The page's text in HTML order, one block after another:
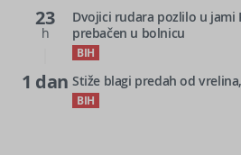
23
h
Dvojici rudara pozlilo u jami
prebačen u bolnicu
BIH
1 dan Stiže blagi predah od
BIH